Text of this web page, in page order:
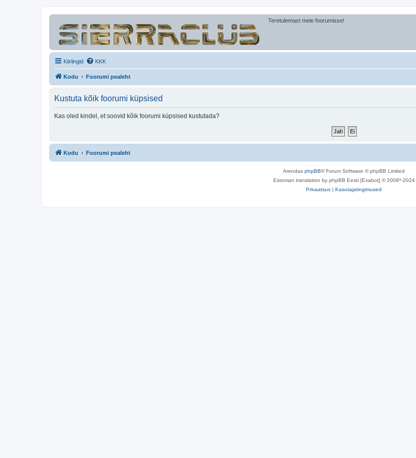
Teretulemast meie foorumisse!
Kiirlingid KKK
Kodu Foorumi pealeht
Kustuta kõik foorumi küpsised
Kas oled kindel, et soovid kõik foorumi küpsised kustutada?
Kodu Foorumi pealeht
Arendas phpBB® Forum Software © phpBB Limited
Estonian translation by phpBB Eesti [Exabot] © 2008*-2024
Privaatsus | Kasutajatingimused